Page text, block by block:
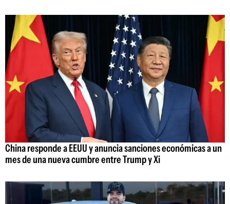
China responde a EEUU y anuncia sanciones económicas a un
mes de una nueva cumbre entre Trump y Xi